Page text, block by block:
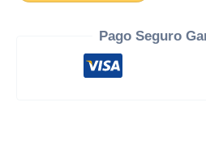
Pago Seguro